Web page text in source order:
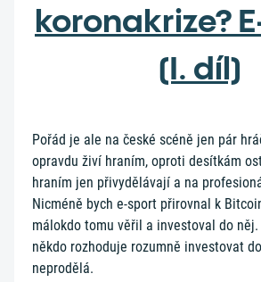
koronakrize?
(I. díl)
Pořád je ale na české scéně jen pár
opravdu živí hraním, oproti desítkám
hraním jen přivydělávají a na
Nicméně bych e-sport přirovnal k
málokdo tomu věřil a investoval do
někdo rozhoduje rozumně investovat
neprodělá.